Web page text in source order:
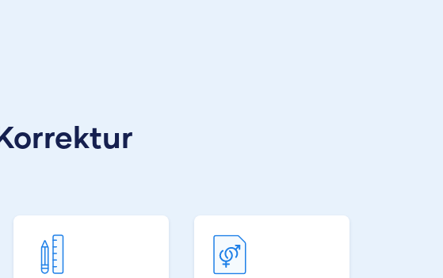
Scribbr mag er
Einblicke in völlig
Fachbereiche zu
und Studierenden